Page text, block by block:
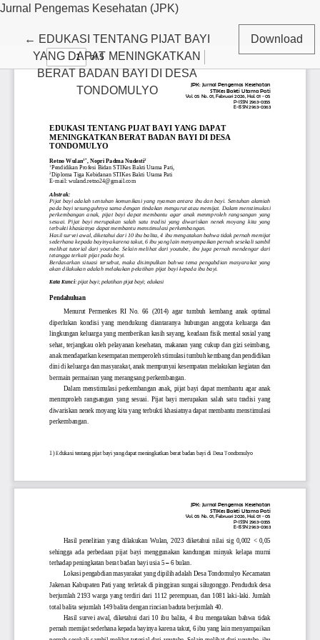
Jurnal Pengemas Kesehatan (JPK)
← Return to Article Details
EDUKASI TENTANG PIJAT BAYI
YANG DAPAT MENINGKATKAN
BERAT BADAN BAYI DI DESA
TONDOMULYO
Download